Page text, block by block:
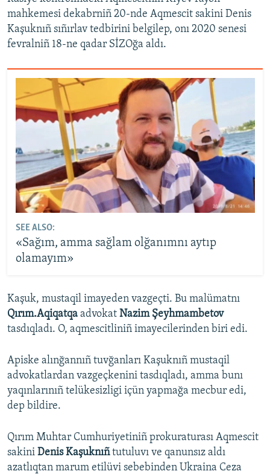
mahkemesi dekabrniñ 20-nde Aqmescit sakini Denis
Kaşuknıñ sıñırlav tedbirini belgilep, onı 2020 senesi
fevralniñ 18-ne qadar SİZOğa aldı.
SEE ALSO:
«Sağım, amma sağlam olğanımnı aytıp
olamayım»
Kaşuk, mustaqil imayeden vazgeçti. Bu malümatnı
Qırım.Aqiqatqa advokat Nazim Şeyhmambetov
tasdıqladı. O, aqmescitliniñ imayecilerinden biri edi.
Apiske alınğannıñ tuvğanları Kaşuknıñ mustaqil
advokatlardan vazgeçkenini tasdıqladı, amma bunı
yaqınlarınıñ telükesizligi içün yapmağa mecbur edi,
dep bildire.
Qırım Muhtar Cumhuriyetiniñ prokuraturası Aqmescit
sakini Denis Kaşuknıñtutuluvı ve qanunsız aldı
azatlıqtan marum etilüvi sebebinden Ukraina Ceza